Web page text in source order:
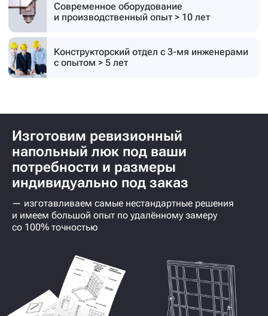
Современное оборудование
и производственный опыт > 10 лет
Конструкторский отдел с 3-мя инженерами
с опытом > 5 лет
Изготовим ревизионный
напольный люк под ваши
потребности и размеры
индивидуально под заказ
— изготавливаем самые нестандартные решения
и имеем большой опыт по удалённому замеру
со 100% точностью